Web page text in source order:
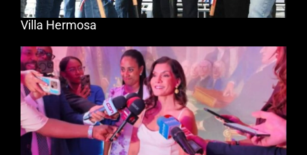
Villa Hermosa